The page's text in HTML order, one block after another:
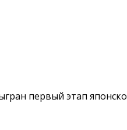
первый этап